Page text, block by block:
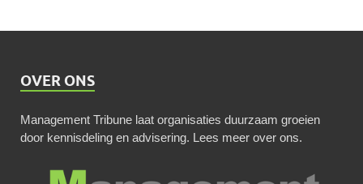
OVER ONS
Management Tribune laat organisaties duurzaam groeien
door kennisdeling en advisering. Lees meer over ons.